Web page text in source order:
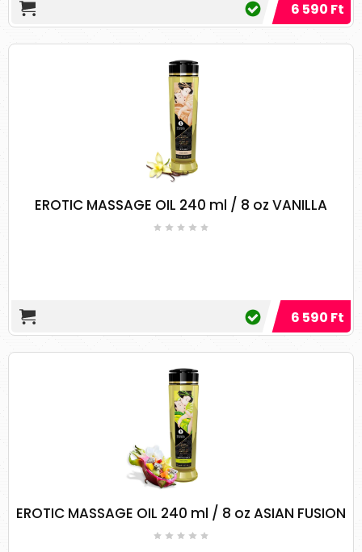
Először is, az olaj legyen forró, de ügyeljen
Ezután mártsa az ujjhegyeit az olajba, és
enyhén kenje az egész testre.
Hagyja, hogy az olaj egy ideig - kb. 5 perc
alatt - felszívódjon a bőrön.
Ezután ujjaival és kezével kezdje el
masszírozni az egész testet.
Használjon körkörös masszázs
mozdulatokat a fejen és az ízületeken,
valamint a lábak, a hát, a mellkas és a has
idegvégződések környékén masszíroz -
például a tenyér és a lábszár - használjon
több olajat, és töltsön ott több időt.
Miután a teljes testet megmasszírozta, 10-
15 percet hagyja az olajat hatni.
Ezután üljön be a fürdőkádba, vagy
vegyen egy forró zuhanyt.
Masszázsolaj házilag
Házilag is készíthetőek masszázs olajak.
Ezekhez szükséges egy bázis masszázsolaj és
ezt szokták ízlés szerint különböző illóolajakkal
6 590 Ft
EROTIC MASSAGE OIL 240 ml / 8 oz VANILLA
6 590 Ft
EROTIC MASSAGE OIL 240 ml / 8 oz ASIAN FUSION